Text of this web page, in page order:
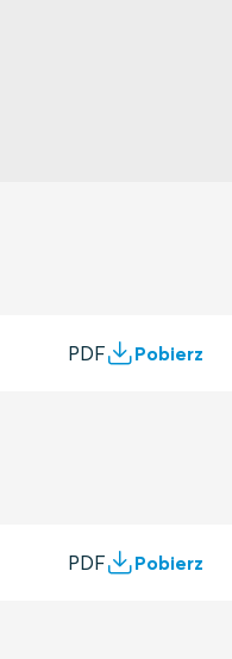
PDF Pobierz
PDF Pobierz